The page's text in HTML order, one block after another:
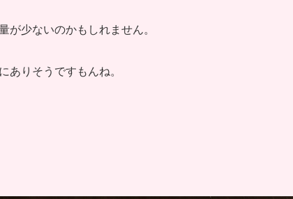
少ないのかもしれません。
りそうですもんね。